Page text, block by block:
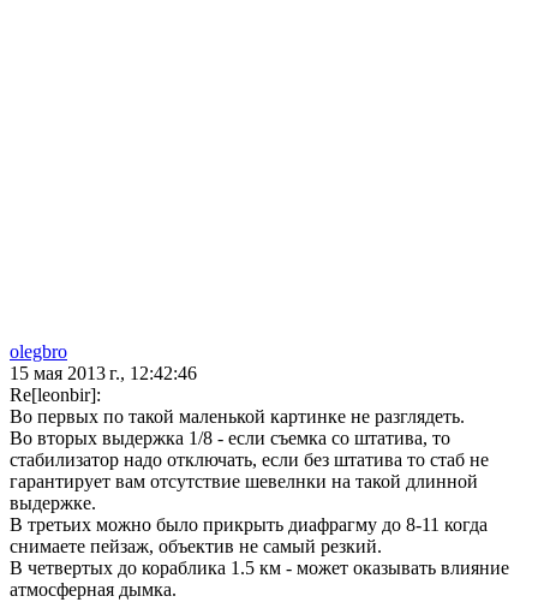
olegbro
15 мая 2013 г., 12:42:46
Re[leonbir]:
Во первых по такой маленькой картинке не разглядеть.
Во вторых выдержка 1/8 - если съемка со штатива, то
стабилизатор надо отключать, если без штатива то стаб не
гарантирует вам отсутствие шевелнки на такой длинной
выдержке.
В третьих можно было прикрыть диафрагму до 8-11 когда
снимаете пейзаж, объектив не самый резкий.
В четвертых до кораблика 1.5 км - может оказывать влияние
атмосферная дымка.